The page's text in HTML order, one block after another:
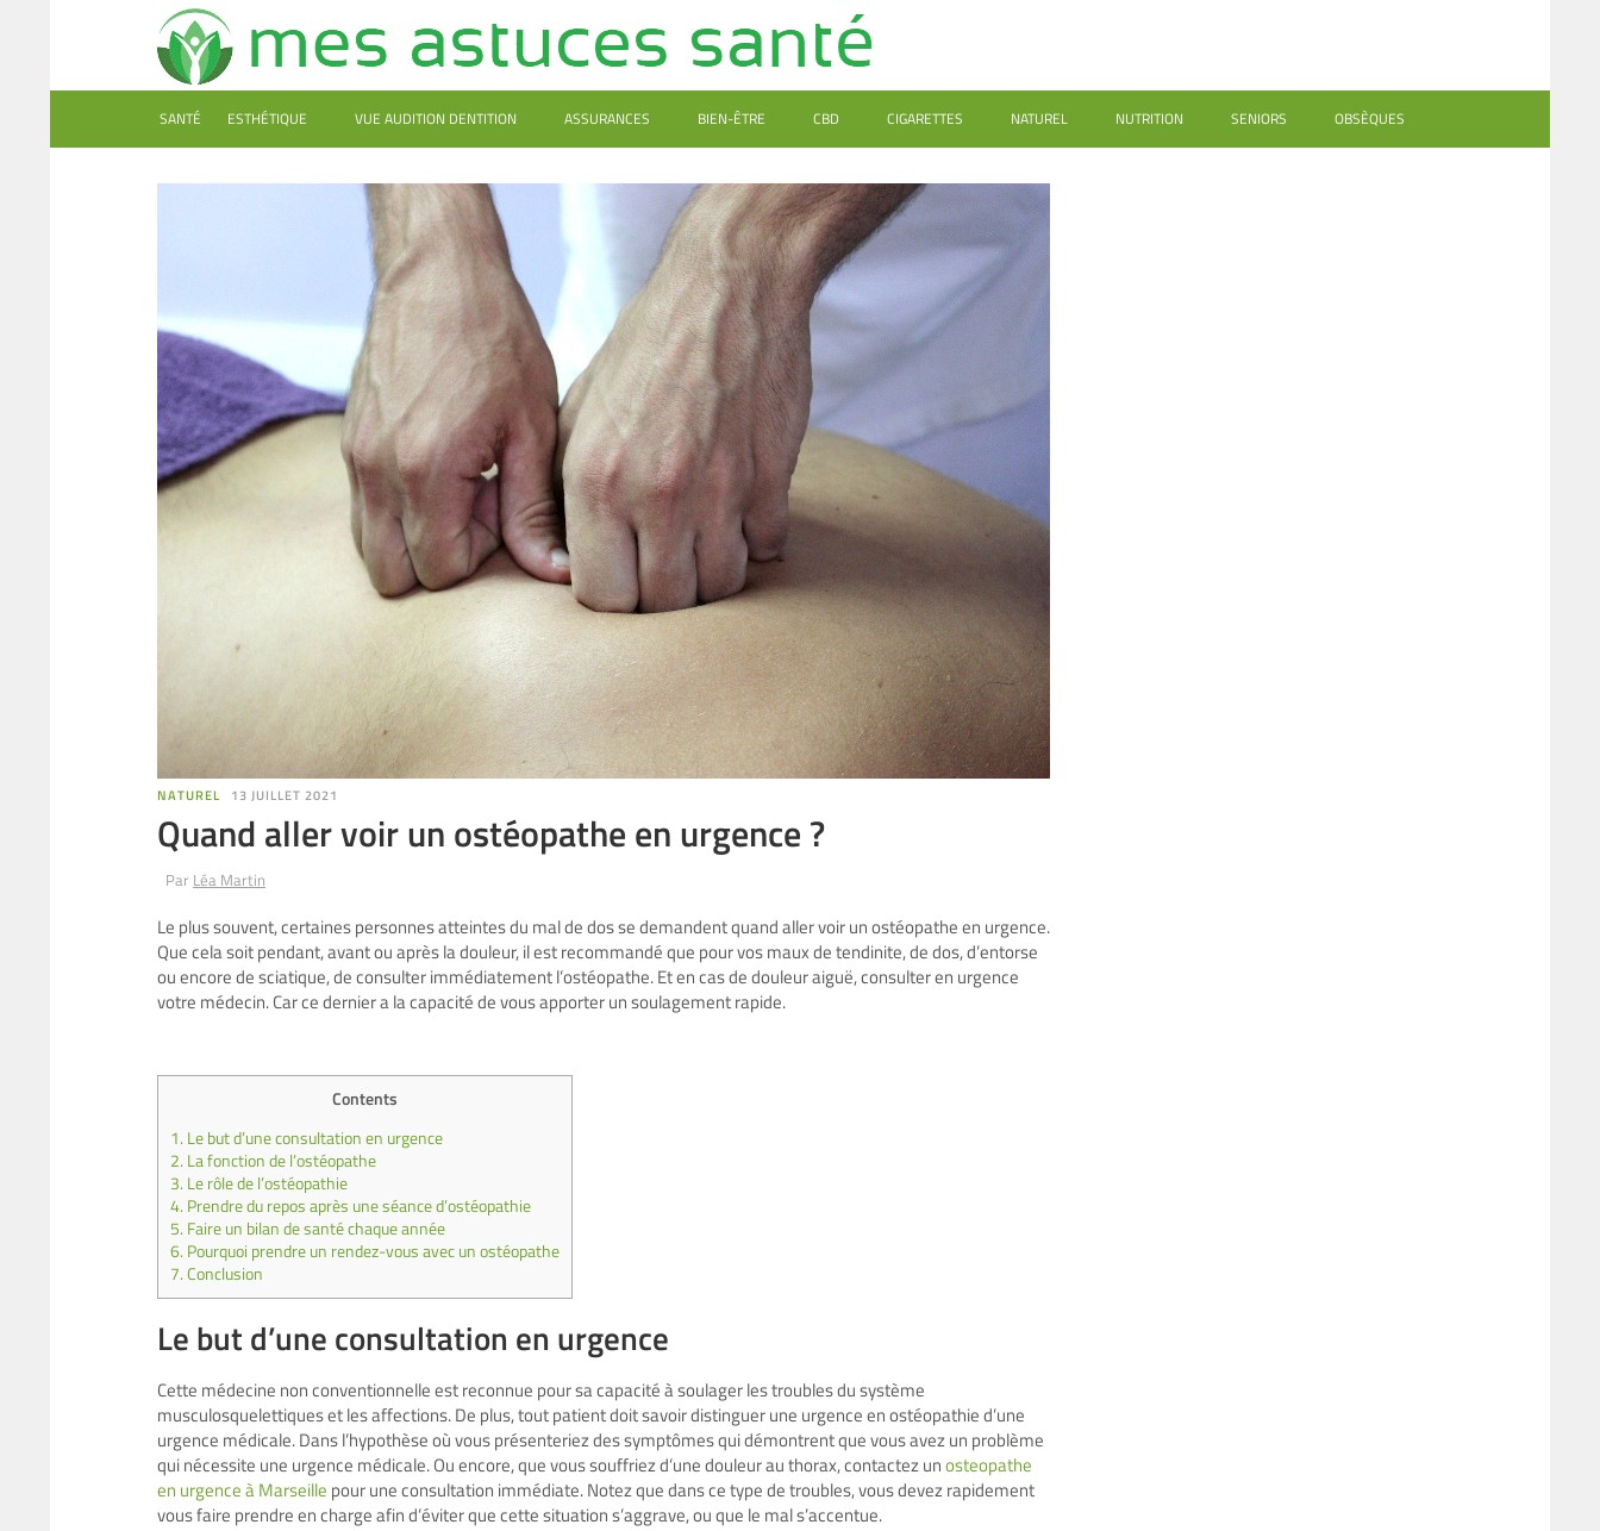
SANTÉ ESTHÉTIQUE VUE AUDITION DENTITION ASSURANCES BIEN-ÊTRE CBD CIGARETTES NATUREL NUTRITION SENIORS OBSÈQUES
NATUREL 13 JUILLET 2021
Quand aller voir un ostéopathe en urgence ?
Par Léa Martin
Le plus souvent, certaines personnes atteintes du mal de dos se demandent quand aller voir un ostéopathe en urgence.
Que cela soit pendant, avant ou après la douleur, il est recommandé que pour vos maux de tendinite, de dos, d’entorse
ou encore de sciatique, de consulter immédiatement l’ostéopathe. Et en cas de douleur aiguë, consulter en urgence
votre médecin. Car ce dernier a la capacité de vous apporter un soulagement rapide.
Contents
1. Le but d’une consultation en urgence
2. La fonction de l’ostéopathe
3. Le rôle de l’ostéopathie
4. Prendre du repos après une séance d’ostéopathie
5. Faire un bilan de santé chaque année
6. Pourquoi prendre un rendez-vous avec un ostéopathe
7.Conclusion
Le but d’une consultation en urgence
Cette médecine non conventionnelle est reconnue pour sa capacité à soulager les troubles du système
musculosquelettiques et les affections. De plus, tout patient doit savoir distinguer une urgence en ostéopathie d’une
urgence médicale. Dans l’hypothèse où vous présenteriez des symptômes qui démontrent que vous avez un problème
qui nécessite une urgence médicale. Ou encore, que vous souffriez d’une douleur au thorax, contactez unosteopathe
en urgence à Marseille pour une consultation immédiate. Notez que dans ce type de troubles, vous devez rapidement
vous faire prendre en charge afin d’éviter que cette situation s’aggrave, ou que le mal s’accentue.